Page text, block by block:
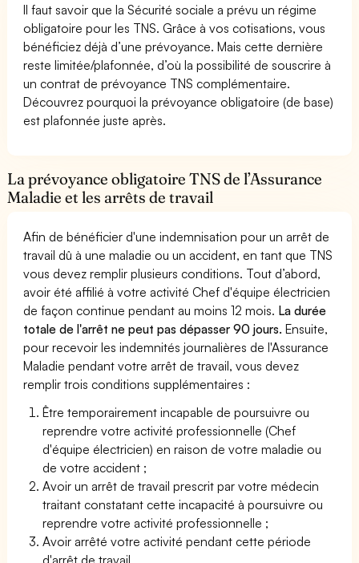
Il faut savoir que la Sécurité sociale a prévu un régime
obligatoire pour les TNS. Grâce à vos cotisations, vous
bénéficiez déjà d’une prévoyance. Mais cette dernière
reste limitée/plafonnée, d’où la possibilité de souscrire à
un contrat de prévoyance TNS complémentaire.
Découvrez pourquoi la prévoyance obligatoire (de base)
est plafonnée juste après.
La prévoyance obligatoire TNS de l’Assurance
Maladie et les arrêts de travail
Afin de bénéficier d'une indemnisation pour un arrêt de
travail dû à une maladie ou un accident, en tant que TNS
vous devez remplir plusieurs conditions. Tout d’abord,
avoir été affilié à votre activité Chef d'équipe électricien
de façon continue pendant au moins 12 mois. La durée
totale de l'arrêt ne peut pas dépasser 90 jours. Ensuite,
pour recevoir les indemnités journalières de l'Assurance
Maladie pendant votre arrêt de travail, vous devez
remplir trois conditions supplémentaires :
Être temporairement incapable de poursuivre ou
reprendre votre activité professionnelle (Chef
d'équipe électricien) en raison de votre maladie ou
de votre accident ;
Avoir un arrêt de travail prescrit par votre médecin
traitant constatant cette incapacité à poursuivre ou
reprendre votre activité professionnelle ;
Avoir arrêté votre activité pendant cette période
d'arrêt de travail.